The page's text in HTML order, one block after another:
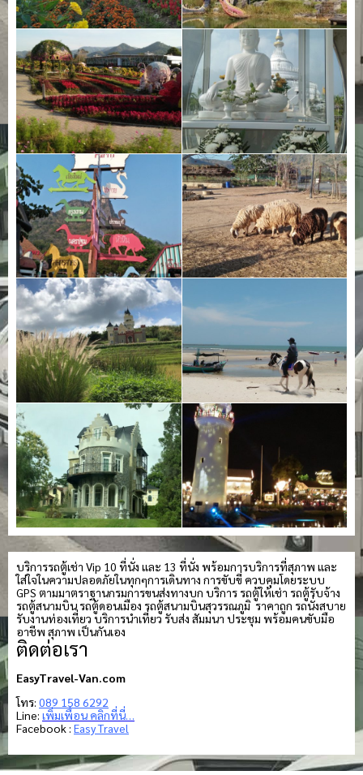
บริการรถตู้เช่า Vip 10 ที่นั่ง และ 13 ที่นั่ง พร้อมการบริการที่สุภาพ และ
ใส่ใจในความปลอดภัยในทุกๆการเดินทาง การขับขี่ ควบคุมโดยระบบ
GPS ตามมาตราฐานกรมการขนส่งทางบก บริการ รถตู้ให้เช่า รถตู้รับจ้าง
รถตู้สนามบิน รถตู้ดอนเมือง รถตู้สนามบินสุวรรณภูมิ ราคาถูก รถนั่งสบาย
รับงานท่องเที่ยว บริการนำเที่ยว รับส่ง สัมมนา ประชุม พร้อมคนขับมือ
อาชีพ สุภาพ เป็นกันเอง
ติดต่อเรา
EasyTravel-Van.com
โทร: 089 158 6292
Line: เพิ่มเพื่อน คลิกที่นี่…
Facebook : Easy Travel